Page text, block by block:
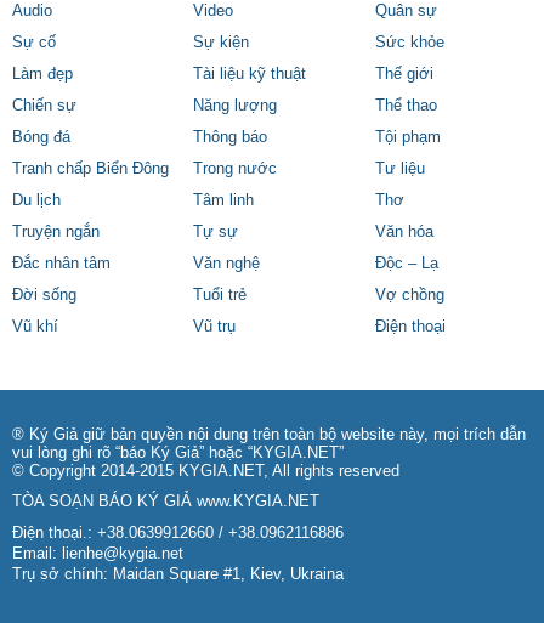
Audio
Video
Quân sự
Sự cố
Sự kiện
Sức khỏe
Làm đẹp
Tài liệu kỹ thuật
Thế giới
Chiến sự
Năng lượng
Thể thao
Bóng đá
Thông báo
Tội phạm
Tranh chấp Biển Đông
Trong nước
Tư liệu
Du lịch
Tâm linh
Thơ
Truyện ngắn
Tự sự
Văn hóa
Đắc nhân tâm
Văn nghệ
Độc – Lạ
Đời sống
Tuổi trẻ
Vợ chồng
Vũ khí
Vũ trụ Điện thoại
® Ký Giả giữ bản quyền nội dung trên toàn bộ website này, mọi trích dẫn
vui lòng ghi rõ “báo Ký Giả” hoặc “KYGIA.NET”
© Copyright 2014-2015 KYGIA.NET, All rights reserved
TÒA SOẠN BÁO KÝ GIẢ www.KYGIA.NET
Điện thoại.: +38.0639912660 / +38.0962116886
Email: lienhe@kygia.net
Trụ sở chính: Maidan Square #1, Kiev, Ukraina